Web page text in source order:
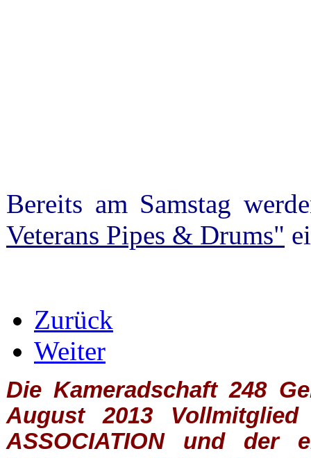
Bereits am Samstag
Veterans Pipes & Drums"
Zurück
Weiter
Die Kameradschaft 248
August 2013
ASSOCIATIONund der